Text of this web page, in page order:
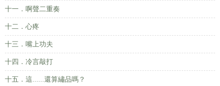
十一．啊聲二重奏
十二．心疼
十三．嘴上功夫
十四．冷言敲打
十五．這......還算繡品嗎？